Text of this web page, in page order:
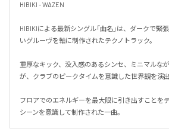
HIBIKI - WAZEN
HIBIKIによる最新シングル「曲名」は、ダークで緊
いグルーヴを軸に制作されたテクノトラック。
重厚なキック、没入感のあるシンセ、ミニマルな
が、クラブのピークタイムを意識した世界観を演出
フロアでのエネルギーを最大限に引き出すことを
シーンを意識して制作された一曲。